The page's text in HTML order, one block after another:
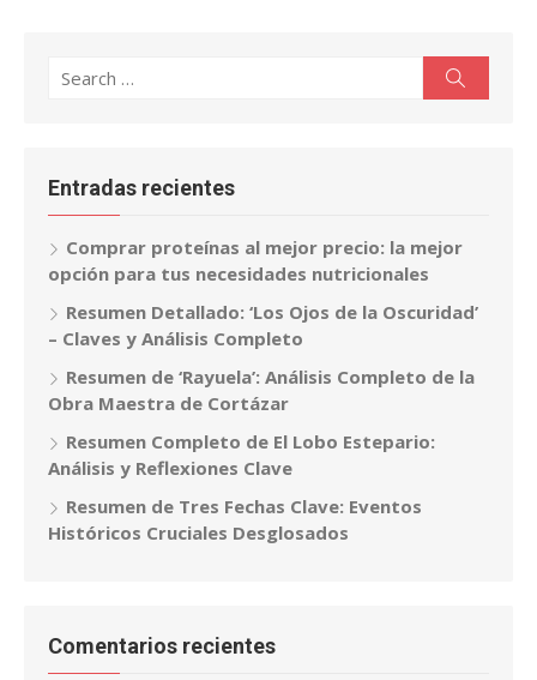
Search
Entradas recientes
Comprar proteínas al mejor precio: la mejor
opción para tus necesidades nutricionales
Resumen Detallado: ‘Los Ojos de la Oscuridad’
– Claves y Análisis Completo
Resumen de ‘Rayuela’: Análisis Completo de la
Obra Maestra de Cortázar
Resumen Completo de El Lobo Estepario:
Análisis y Reflexiones Clave
Resumen de Tres Fechas Clave: Eventos
Históricos Cruciales Desglosados
Comentarios recientes